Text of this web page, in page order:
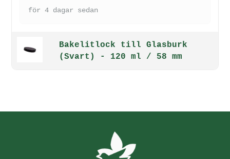
för 4 dagar sedan
Bakelitlock till Glasburk
(Svart) - 120 ml / 58 mm